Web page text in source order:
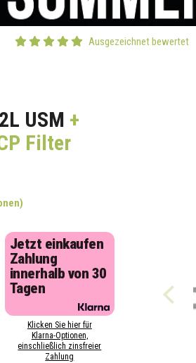
Ausgezeichnet bewertet
USM +
Filter
Jetzt einkaufen
Zahlung
innerhalb von 30
Tagen
Klicken Sie hier für
Klarna-Optionen,
einschließlich zinsfreier
Zahlung